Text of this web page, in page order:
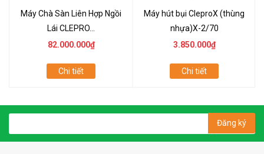
Máy Chà Sàn Liên Hợp Ngồi
Lái CLEPRO...
82.000.000₫
Chi tiết
Máy hút bụi CleproX (thùng
nhựa)X-2/70
3.850.000₫
Chi tiết
Đăng ký